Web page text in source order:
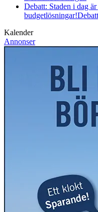
Debatt: Staden i dag
budgetlösningar!Debatt
Kalender
Annonser